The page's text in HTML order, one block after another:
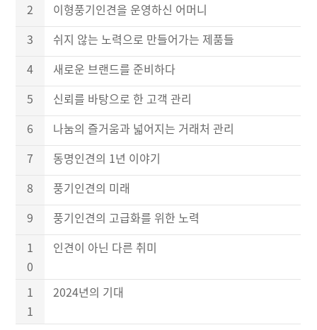
2
이형풍기인견을 운영하신 어머니
3
쉬지 않는 노력으로 만들어가는 제품들
4
새로운 브랜드를 준비하다
5
신뢰를 바탕으로 한 고객 관리
6
나눔의 즐거움과 넓어지는 거래처 관리
7
동명인견의 1년 이야기
8
풍기인견의 미래
9
풍기인견의 고급화를 위한 노력
1
0
인견이 아닌 다른 취미
1
1
2024년의 기대